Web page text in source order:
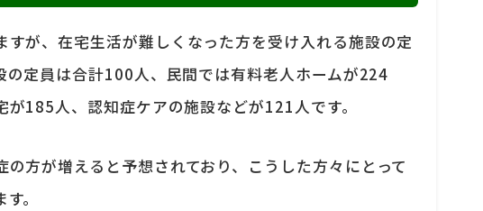
が、在宅生活が難しくなった方を受け入れる施設の定
の定員は合計100人、民間では有料老人ホームが224
185人、認知症ケアの施設などが121人です。
方が増えると予想されており、こうした方々にとって
。